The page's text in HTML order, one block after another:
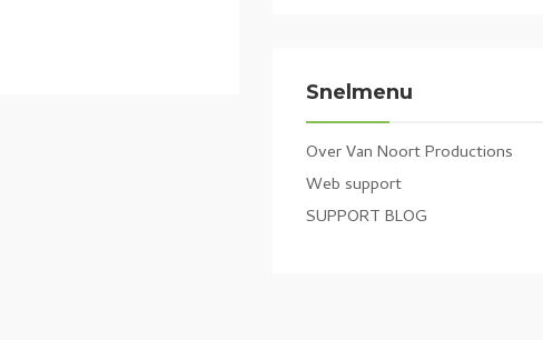
Snelmenu
Over Van Noort Productions
Web support
SUPPORT BLOG